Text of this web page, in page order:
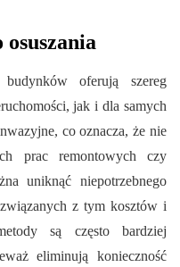
budynków oferują szereg
jak i dla samych
co oznacza, że nie
prac remontowych czy
uniknąć niepotrzebnego
z tym kosztów i
są często bardziej
eliminują konieczność